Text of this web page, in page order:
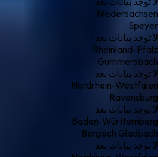
Niedersachsen
Speyer
لا توجد بيانات بعد
Rheinland-Pfalz
Gummersbach
لا توجد بيانات بعد
Nordrhein-Westfalen
Ravensburg
لا توجد بيانات بعد
Baden-Württemberg
Bergisch Gladbach
لا توجد بيانات بعد